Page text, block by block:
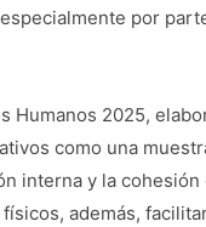
por
Humanos 2025,
como una
interna y la
además,